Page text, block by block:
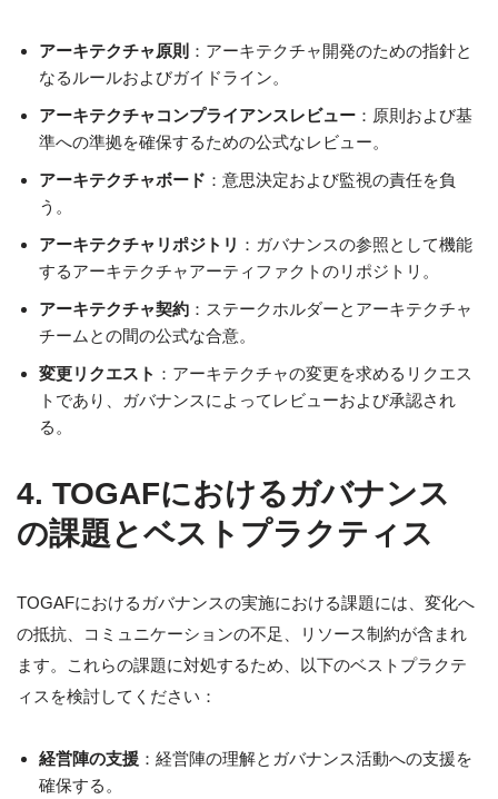
アーキテクチャ原則 ：アーキテクチャ開発のための指針と
なるルールおよびガイドライン。
アーキテクチャコンプライアンスレビュー ：原則および基
準への準拠を確保するための公式なレビュー。
アーキテクチャボード ：意思決定および監視の責任を負
う。
アーキテクチャリポジトリ ：ガバナンスの参照として機能
するアーキテクチャアーティファクトのリポジトリ。
アーキテクチャ契約 ：ステークホルダーとアーキテクチャ
チームとの間の公式な合意。
変更リクエスト ：アーキテクチャの変更を求めるリクエス
トであり、ガバナンスによってレビューおよび承認され
る。
4. TOGAFにおけるガバナンス
の課題とベストプラクティス
TOGAFにおけるガバナンスの実施における課題には、変化へ
の抵抗、コミュニケーションの不足、リソース制約が含まれ
ます。これらの課題に対処するため、以下のベストプラクテ
ィスを検討してください：
経営陣の支援 ：経営陣の理解とガバナンス活動への支援を
確保する。